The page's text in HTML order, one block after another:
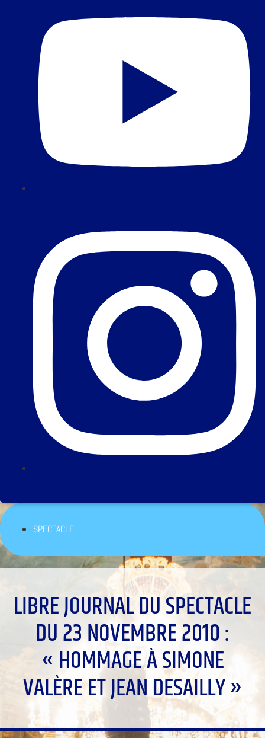
SPECTACLE
LIBRE JOURNAL DU SPECTACLE
DU 23 NOVEMBRE 2010 :
« HOMMAGE À SIMONE
VALÈRE ET JEAN DESAILLY »